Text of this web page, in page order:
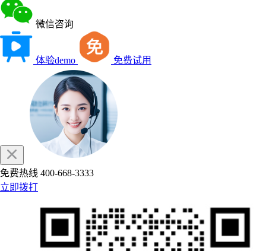
微信咨询
体验demo 免费试用
免费热线 400-668-3333
立即拨打